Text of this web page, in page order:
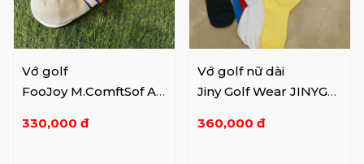
Vớ golf
FooJoy M.ComftSof AS
330,000 đ
Vớ golf nữ dài
Jiny Golf Wear JINYGO
360,000 đ